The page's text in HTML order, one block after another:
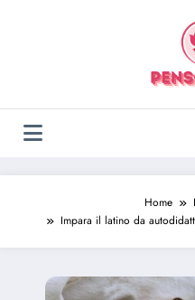
Home
Impara il latino da